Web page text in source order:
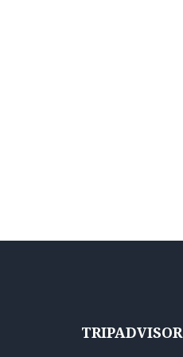
TRIPADVISOR